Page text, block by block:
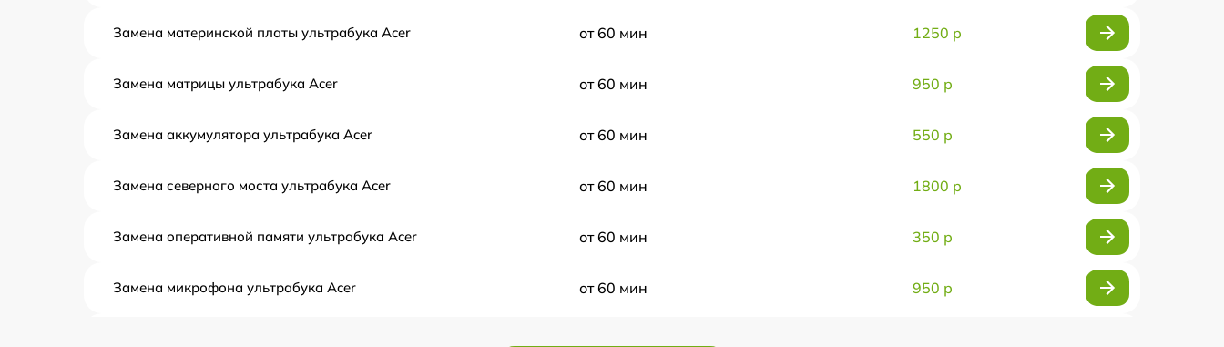
Замена материнской платы ультрабука Acer от 60 мин 1250 р
Замена матрицы ультрабука Acer от 60 мин 950 р
Замена аккумулятора ультрабука Acer от 60 мин 550 р
Замена северного моста ультрабука Acer от 60 мин 1800 р
Замена оперативной памяти ультрабука Acer от 60 мин 350 р
Замена микрофона ультрабука Acer от 60 мин 950 р